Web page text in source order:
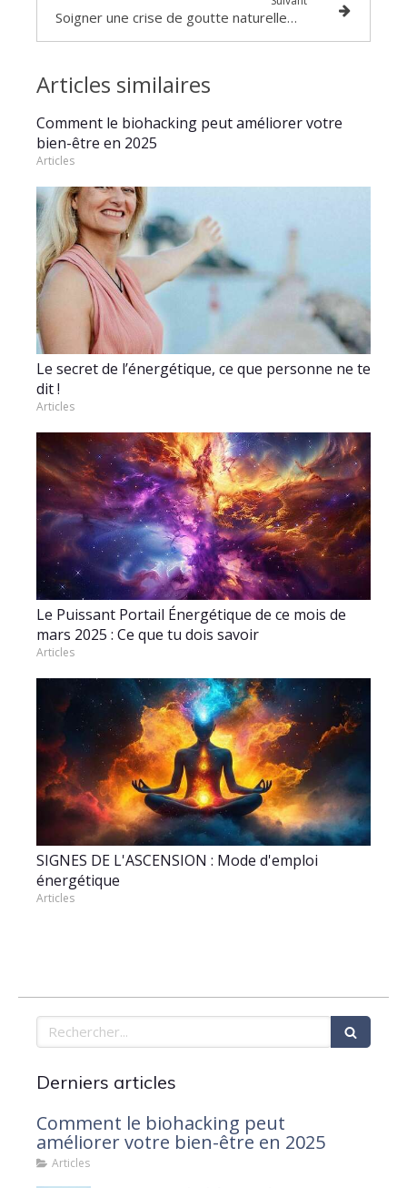
Soigner une crise de goutte naturellement
Articles similaires
Comment le biohacking peut améliorer votre
bien-être en 2025
Articles
Le secret de l’énergétique, ce que personne ne te
dit !
Articles
Le Puissant Portail Énergétique de ce mois de
mars 2025 : Ce que tu dois savoir
Articles
SIGNES DE L'ASCENSION : Mode d'emploi
énergétique
Articles
Rechercher
Derniers articles
Comment le biohacking peut
améliorer votre bien-être en 2025
Articles